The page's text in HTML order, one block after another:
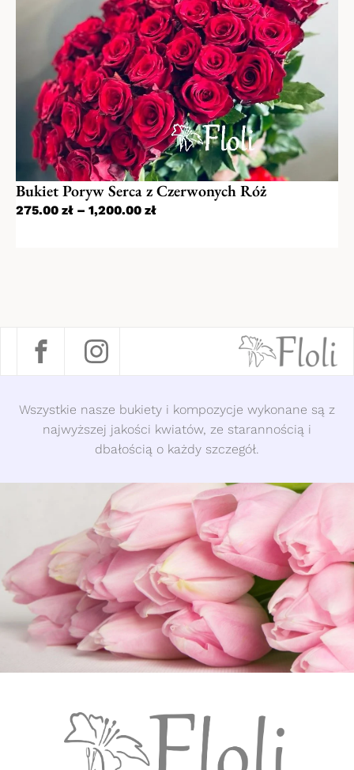
Bukiet Poryw Serca z Czerwonych Róż
275.00 zł – 1,200.00 zł
Wszystkie nasze bukiety i kompozycje wykonane są z
najwyższej jakości kwiatów, ze starannością i
dbałością o każdy szczegół.